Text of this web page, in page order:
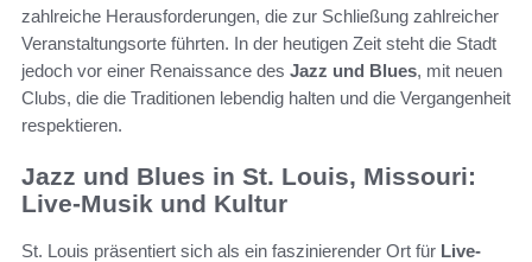
zahlreiche Herausforderungen, die zur Schließung zahlreicher
Veranstaltungsorte führten. In der heutigen Zeit steht die Stadt
jedoch vor einer Renaissance des Jazz und Blues, mit neuen
Clubs, die die Traditionen lebendig halten und die Vergangenheit
respektieren.
Jazz und Blues in St. Louis, Missouri:
Live-Musik und Kultur
St. Louis präsentiert sich als ein faszinierender Ort für Live-